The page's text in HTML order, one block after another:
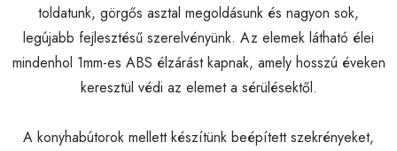
toldatunk, görgős asztal megoldásunk és nagyon sok,
legújabb fejlesztésű szerelvényünk. Az elemek látható élei
mindenhol 1mm-es ABS élzárást kapnak, amely hosszú éveken
keresztül védi az elemet a sérülésektől.
A konyhabútorok mellett készítünk beépített szekrényeket,